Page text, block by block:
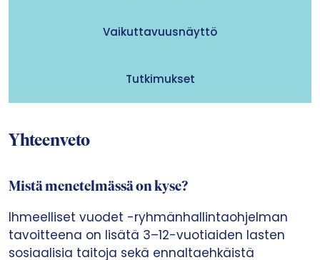
Vaikuttavuusnäyttö
Tutkimukset
Yhteenveto
Mistä menetelmässä on kyse?
Ihmeelliset vuodet -ryhmänhallintaohjelman
tavoitteena on lisätä 3–12-vuotiaiden lasten
sosiaalisia taitoja sekä ennaltaehkäistä